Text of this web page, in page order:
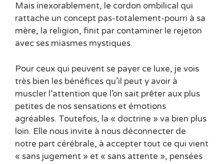
Mais inexorablement, le cordon ombilical qui
rattache un concept pas-totalement-pourri à sa
mère, la religion, finit par contaminer le rejeton
avec ses miasmes mystiques.
Pour ceux qui peuvent se payer ce luxe, je vois
très bien les bénéfices qu’il peut y avoir à
muscler l’attention que l’on sait prêter aux plus
petites de nos sensations et émotions
agréables. Toutefois, la « doctrine » va bien plus
loin. Elle nous invite à nous déconnecter de
notre part cérébrale, à accepter tout ce qui vient
« sans jugement » et « sans attente », pensées